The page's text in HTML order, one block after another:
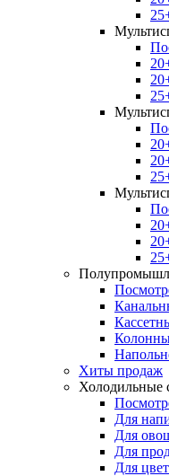
Хиты продаж
Холодильные
Для
Для
Для
Для